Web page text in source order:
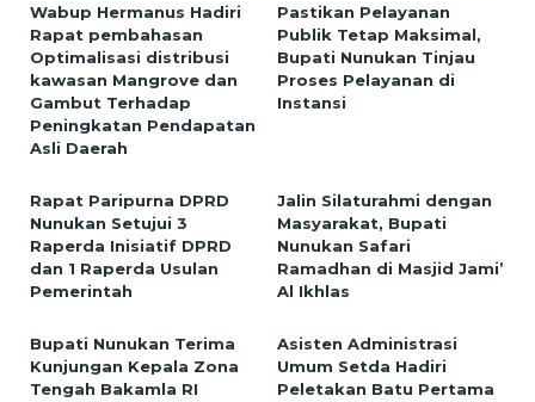
Wabup Hermanus Hadiri
Rapat pembahasan
Optimalisasi distribusi
kawasan Mangrove dan
Gambut Terhadap
Peningkatan Pendapatan
Asli Daerah
Pastikan Pelayanan
Publik Tetap Maksimal,
Bupati Nunukan Tinjau
Proses Pelayanan di
Instansi
Rapat Paripurna DPRD
Nunukan Setujui 3
Raperda Inisiatif DPRD
dan 1 Raperda Usulan
Pemerintah
Jalin Silaturahmi dengan
Masyarakat, Bupati
Nunukan Safari
Ramadhan di Masjid Jami’
Al Ikhlas
Bupati Nunukan Terima
Kunjungan Kepala Zona
Tengah Bakamla RI
Asisten Administrasi
Umum Setda Hadiri
Peletakan Batu Pertama